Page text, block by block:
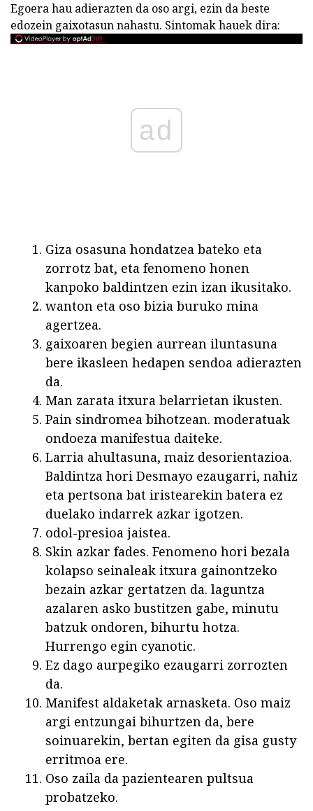
Egoera hau adierazten da oso argi, ezin da beste
edozein gaixotasun nahastu. Sintomak hauek dira:
ad
Giza osasuna hondatzea bateko eta
zorrotz bat, eta fenomeno honen
kanpoko baldintzen ezin izan ikusitako.
wanton eta oso bizia buruko mina
agertzea.
gaixoaren begien aurrean iluntasuna
bere ikasleen hedapen sendoa adierazten
da.
Man zarata itxura belarrietan ikusten.
Pain sindromea bihotzean. moderatuak
ondoeza manifestua daiteke.
Larria ahultasuna, maiz desorientazioa.
Baldintza hori Desmayo ezaugarri, nahiz
eta pertsona bat iristearekin batera ez
duelako indarrek azkar igotzen.
odol-presioa jaistea.
Skin azkar fades. Fenomeno hori bezala
kolapso seinaleak itxura gainontzeko
bezain azkar gertatzen da. laguntza
azalaren asko bustitzen gabe, minutu
batzuk ondoren, bihurtu hotza.
Hurrengo egin cyanotic.
Ez dago aurpegiko ezaugarri zorrozten
da.
Manifest aldaketak arnasketa. Oso maiz
argi entzungai bihurtzen da, bere
soinuarekin, bertan egiten da gisa gusty
erritmoa ere.
Oso zaila da pazientearen pultsua
probatzeko.